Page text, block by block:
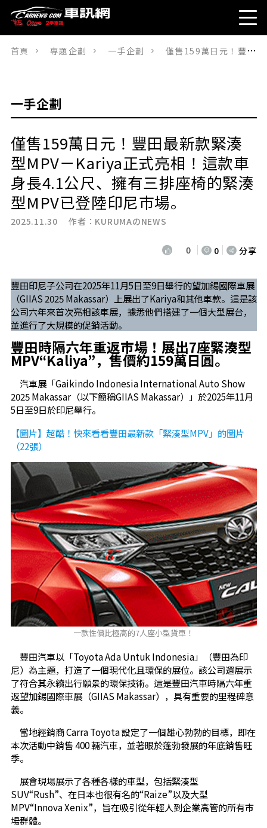
首頁 專題企劃 一手企劃 僅售159萬日元！豐田最新款緊湊型MPV－Kariya正式亮相！這款車身長4.1公尺、擁有三排座椅的緊湊型MPV已登陸印尼市場。
一手企劃
僅售159萬日元！豐田最新款緊湊
型MPV－Kariya正式亮相！這款車
身長4.1公尺、擁有三排座椅的緊湊
型MPV已登陸印尼市場。
2025.11.30 作者： KURUMAのNEWS
0 0 分享
豐田印尼子公司在2025年11月5日至9日舉行的望加錫國際車展
（GIIAS 2025 Makassar）上展出了Kariya和其他車款。這是該
公司六年來首次亮相該車展，據悉他們搭建了一個大型展台，
並進行了大規模的促銷活動。
豐田時隔六年重返市場！展出7座緊湊型
MPV“Kaliya”，售價約159萬日圓。
汽車展「Gaikindo Indonesia International Auto Show
2025 Makassar（以下簡稱GIIAS Makassar）」於2025年11月
5日至9日於印尼舉行。
【圖片】超酷！快來看看豐田最新款「緊湊型MPV」的圖片
（22張）
一款性價比極高的7人座小型貨車！
豐田汽車以「Toyota Ada Untuk Indonesia」（豐田為印
尼）為主題，打造了一個現代化且環保的展位。該公司還展示
了符合其永續出行願景的環保技術。這是豐田汽車時隔六年重
返望加錫國際車展（GIIAS Makassar），具有重要的里程碑意
義。
當地經銷商 Carra Toyota 設定了一個雄心勃勃的目標，即在
本次活動中銷售 400 輛汽車，並著眼於蓬勃發展的年底銷售旺
季。
展會現場展示了各種各樣的車型，包括緊湊型
SUV“Rush”、在日本也很有名的“Raize”以及大型
MPV“Innova Xenix”，旨在吸引從年輕人到企業高管的所有市
場群體。